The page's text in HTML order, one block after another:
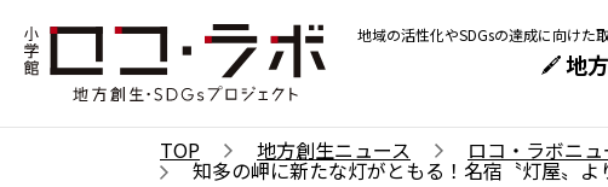
地域の活性化やSDGsの達成に向けた
地
TOP 地方創生ニュース ロコ・ラボニュ
知多の岬に新たな灯がともる！名宿〝灯屋〟